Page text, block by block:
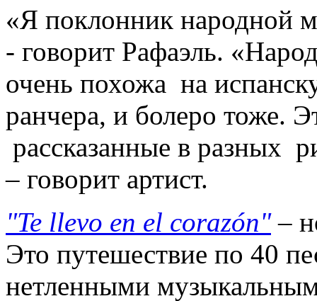
«Я поклонник народной
- говорит Рафаэль.
очень похожа на
ранчера, и болеро тоже.
рассказанные в разных
– говорит артист.
"Te llevo en el corazón"–
Это путешествие по 40
нетленными